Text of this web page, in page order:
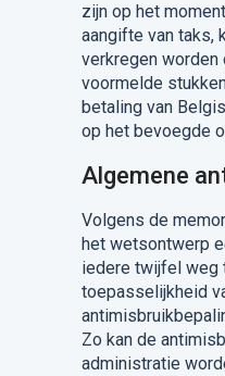
zijn op het
aangifte van taks,
verkregen worden
voormelde
betaling van
op het bevoegde
Algemene
Volgens de
het wetsontwerp
iedere twijfel weg
toepasselijkheid
Zo kan de
administratie